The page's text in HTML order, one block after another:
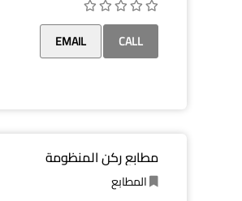
CALL
EMAIL
مطابع ركن المنظومة
المطابع